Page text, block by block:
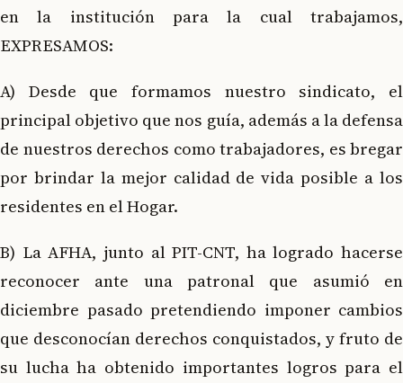
en la institución para la cual trabajamos,
EXPRESAMOS:
A) Desde que formamos nuestro sindicato, el
principal objetivo que nos guía, además a la defensa
de nuestros derechos como trabajadores, es bregar
por brindar la mejor calidad de vida posible a los
residentes en el Hogar.
B) La AFHA, junto al PIT-CNT, ha logrado hacerse
reconocer ante una patronal que asumió en
diciembre pasado pretendiendo imponer cambios
que desconocían derechos conquistados, y fruto de
su lucha ha obtenido importantes logros para el